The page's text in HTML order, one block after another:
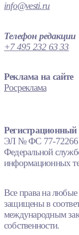
info@vesti.ru
Телефон редакции
+7 495 232 63 33
Реклама на сайте
Росреклама
Регистрационный
ЭЛ № ФС 77-72266
Федеральной
информационных
Все права на любые
защищены в
международным
собственности.